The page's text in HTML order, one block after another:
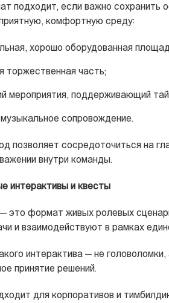
подходит, если важно сохранить
комфортную среду:
хорошо оборудованная
торжественная часть;
мероприятия, поддерживающий
сопровождение.
позволяет сосредоточиться на
внутри команды.
интерактивы и квесты
это формат живых ролевых
и взаимодействуют в рамках
интерактива — не
принятие решений.
для корпоративов и